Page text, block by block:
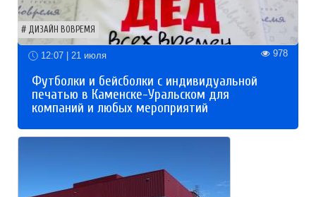
ДИЗАЙН ВОВРЕМЯ
12:07 | 21 июля 978
Футболки и бейсболки с индивидуальной
печатью в Каменске-Уральском для
компаний и любых мероприятий